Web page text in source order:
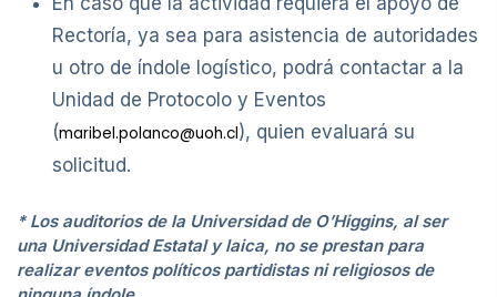
Rectoría, ya sea para asistencia de autoridades
u otro de índole logístico, podrá contactar a la
Unidad de Protocolo y Eventos
(maribel.polanco@uoh.cl), quien evaluará su
solicitud.
* Los auditorios de la Universidad de O’Higgins, al ser
una Universidad Estatal y laica, no se prestan para
realizar eventos políticos partidistas ni religiosos de